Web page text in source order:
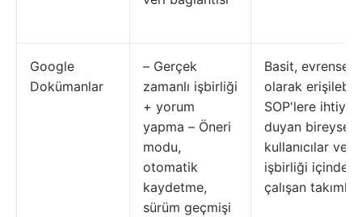
Google
Dokümanlar
– Gerçek
zamanlı işbirliği
+ yorum
yapma – Öneri
modu,
otomatik
kaydetme,
sürüm geçmişi
Basit, evrensel
olarak
SOP'lere ihtiyaç
duyan bireysel
kullanıcılar ve
işbirliği içinde
çalışan takımlar